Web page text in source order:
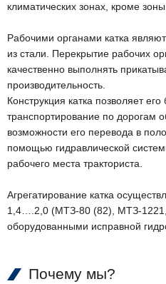
климатических зонах, кроме
Рабочими органами катка
из стали. Перекрытие рабочих
качественно выполнять
производительность.
Конструкция катка позволяет
транспортирование по дорогам
возможности его перевода в
помощью гидравлической
рабочего места тракториста.
Агрегатирование катка
1,4….2,0 (МТЗ-80 (82), МТЗ-
оборудованными исправной
Почему мы?